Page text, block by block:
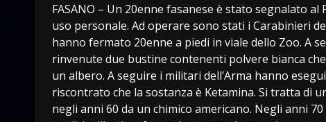
FASANO – Un 20enne fasanese è stato segnalato
uso personale. Ad operare sono stati i Carabinieri
hanno fermato 20enne a piedi in viale dello Zoo. A
rinvenute due bustine contenenti polvere bianca
un albero. A seguire i militari dell’Arma hanno
riscontrato che la sostanza è Ketamina. Si tratta di
negli anni 60 da un chimico americano. Negli anni